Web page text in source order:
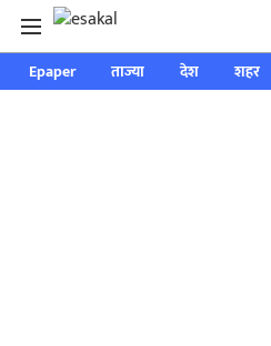
Epaper ताज्या देश शहर